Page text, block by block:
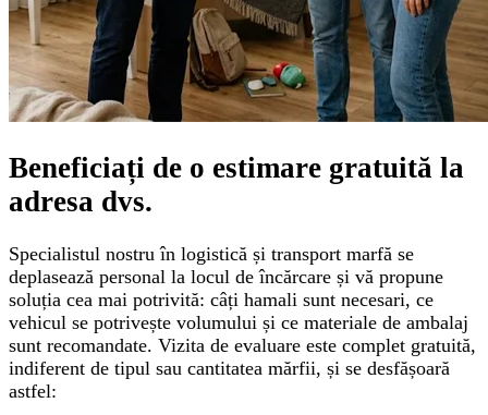
Beneficiați de o estimare gratuită la
adresa dvs.
Specialistul nostru în logistică și transport marfă se
deplasează personal la locul de încărcare și vă propune
soluția cea mai potrivită: câți hamali sunt necesari, ce
vehicul se potrivește volumului și ce materiale de ambalaj
sunt recomandate. Vizita de evaluare este complet gratuită,
indiferent de tipul sau cantitatea mărfii, și se desfășoară
astfel: